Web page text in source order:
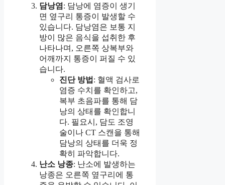
담낭염 : 담낭에 염증이 생기
면 옆구리 통증이 발생할 수
있습니다. 담낭염은 보통 지
방이 많은 음식을 섭취한 후
나타나며, 오른쪽 상복부와
어깨까지 통증이 퍼질 수 있
습니다.
진단 방법 : 혈액 검사로
염증 수치를 확인하고,
복부 초음파를 통해 담
낭의 상태를 확인합니
다. 필요시, 담도 조영
술이나 CT 스캔을 통해
담낭의 상태를 더욱 정
확히 파악합니다.
난소 낭종: 난소에 발생하는
낭종은 오른쪽 옆구리에 통